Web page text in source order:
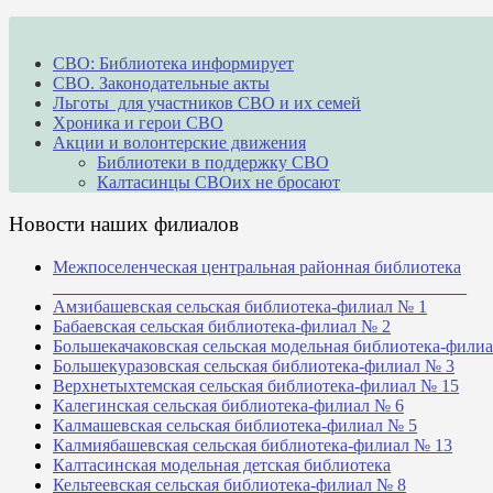
СВО: Библиотека информирует
СВО. Законодательные акты
Льготы для участников СВО и их семей
Хроника и герои СВО
Акции и волонтерские движения
Библиотеки в поддержку СВО
Калтасинцы СВОих не бросают
Новости наших филиалов
Межпоселенческая центральная районная библиотека
Амзибашевская сельская библиотека-филиал № 1
Бабаевская сельская библиотека-филиал № 2
Большекачаковская сельская модельная библиотека-
Большекуразовская сельская библиотека-филиал № 3
Верхнетыхтемская сельская библиотека-филиал № 15
Калегинская сельская библиотека-филиал № 6
Калмашевская сельская библиотека-филиал № 5
Калмиябашевская сельская библиотека-филиал № 13
Калтасинская модельная детская библиотека
Кельтеевская сельская библиотека-филиал № 8